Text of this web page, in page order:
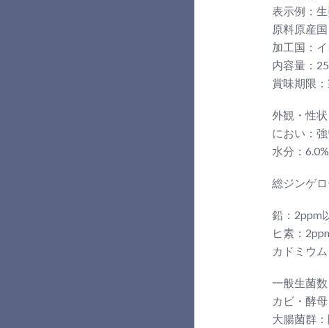
表示例：
原料原産
加工国：
内容量：
賞味期限
外観・性
におい：
水分：
総ジンゲ
鉛：2ppm
ヒ素：
カドミウ
一般生菌
カビ・酵
大腸菌群